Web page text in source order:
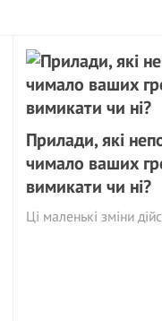
Прилади, які
чимало ваших
вимикати чи ні?
Ці маленькі зміни